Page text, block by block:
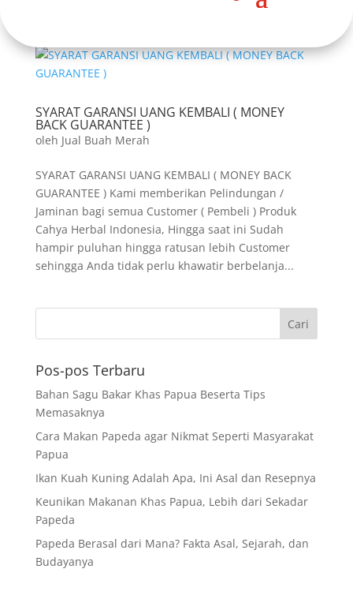
SYARAT GARANSI UANG KEMBALI ( MONEY
BACK GUARANTEE )
oleh Jual Buah Merah
SYARAT GARANSI UANG KEMBALI ( MONEY BACK
GUARANTEE ) Kami memberikan Pelindungan /
Jaminan bagi semua Customer ( Pembeli ) Produk
Cahya Herbal Indonesia, Hingga saat ini Sudah
hampir puluhan hingga ratusan lebih Customer
sehingga Anda tidak perlu khawatir berbelanja...
Pos-pos Terbaru
Bahan Sagu Bakar Khas Papua Beserta Tips
Memasaknya
Cara Makan Papeda agar Nikmat Seperti Masyarakat
Papua
Ikan Kuah Kuning Adalah Apa, Ini Asal dan Resepnya
Keunikan Makanan Khas Papua, Lebih dari Sekadar
Papeda
Papeda Berasal dari Mana? Fakta Asal, Sejarah, dan
Budayanya